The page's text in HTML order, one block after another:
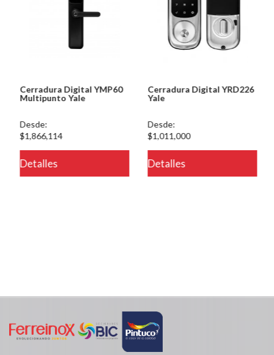
modulos/catalogo/plantillas/ferreteria/ver.php
Cerradura Digital YMP60
Multipunto Yale
Desde:
$1,866,114
Detalles
Cerradura Digital YRD226
Yale
Desde:
$1,011,000
Detalles